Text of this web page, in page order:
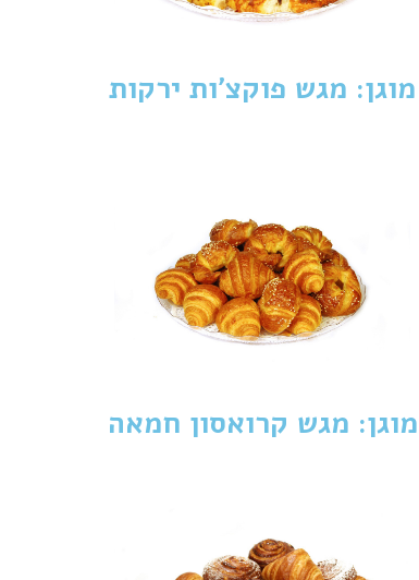
מוגן: מגש פוקצ'ות ירקות
מוגן: מגש קרואסון חמאה